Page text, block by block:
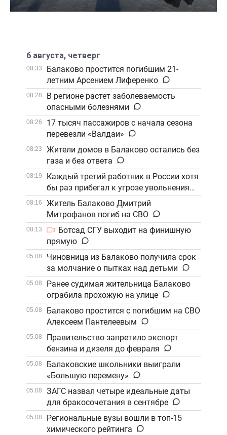
6 августа, четверг
08:33
Балаково простится погибшим 21-
летним Арсением Лиференко
08:28
В регионе растет заболеваемость
опасными болезнями
08:26
17 тысяч пассажиров с начала сезона
перевезли «Валдаи»
08:23
Жители домов в Балаково остались без
газа и без ответа
08:19
Каждый третий работник в России хотя
бы раз прибегал к угрозе увольнения
08:16
Житель Балаково Дмитрий
Митрофанов погиб на СВО
08:13
Ботсад СГУ выходит на финишную
прямую
05.08
Чиновница из Балаково получила срок
за молчание о пытках над детьми
05.08
Ранее судимая жительница Балаково
ограбила прохожую на улице
05.08
Балаково простится с погибшим на СВО
Алексеем Пантелеевым
05.08
Правительство запретило экспорт
бензина и дизеля до февраля
05.08
Балаковские школьники выиграли
«Большую перемену»
05.08
ЗАГС назвал четыре идеальные даты
для бракосочетания в сентябре
05.08
Региональные вузы вошли в топ-15
химического рейтинга